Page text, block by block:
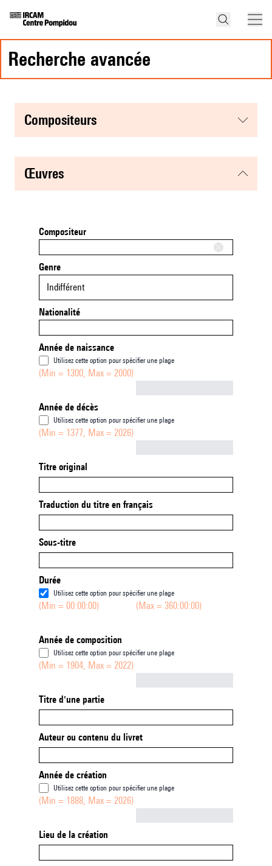
recherche avancée
compositeurs
œuvres
Compositeur
Genre
Indifférent
Nationalité
Année de naissance
Utilisez cette option pour spécifier une plage
(Min = 1300, Max = 2000)
Année de décès
Utilisez cette option pour spécifier une plage
(Min = 1377, Max = 2026)
Titre original
Traduction du titre en français
Sous-titre
Durée
Utilisez cette option pour spécifier une plage
(Min = 00:00:00) (Max = 360:00:00)
Année de composition
Utilisez cette option pour spécifier une plage
(Min = 1904, Max = 2022)
Titre d'une partie
Auteur ou contenu du livret
Année de création
Utilisez cette option pour spécifier une plage
(Min = 1888, Max = 2026)
Lieu de la création